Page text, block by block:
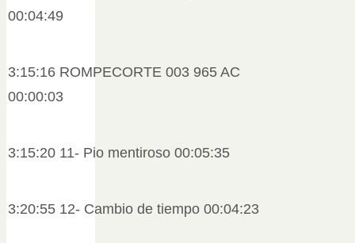
00:04:49
3:15:16 ROMPECORTE 003 965 AC
00:00:03
3:15:20 11- Pio mentiroso 00:05:35
3:20:55 12- Cambio de tiempo 00:04:23